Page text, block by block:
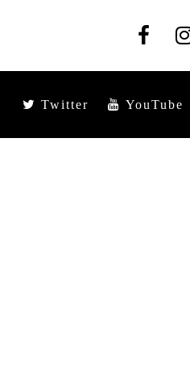
Twitter YouTube